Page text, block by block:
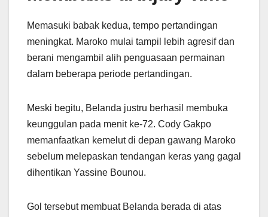
Memasuki babak kedua, tempo pertandingan
meningkat. Maroko mulai tampil lebih agresif dan
berani mengambil alih penguasaan permainan
dalam beberapa periode pertandingan.
Meski begitu, Belanda justru berhasil membuka
keunggulan pada menit ke-72. Cody Gakpo
memanfaatkan kemelut di depan gawang Maroko
sebelum melepaskan tendangan keras yang gagal
dihentikan Yassine Bounou.
Gol tersebut membuat Belanda berada di atas